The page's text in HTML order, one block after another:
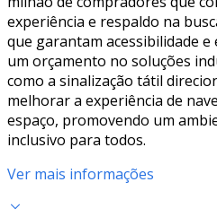
experiência e respaldo na
que garantam acessibilidade e
um orçamento no soluções
como a sinalização tátil
melhorar a experiência de
espaço, promovendo um
inclusivo para todos.
Ver mais informações